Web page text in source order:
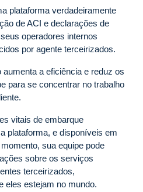
plataforma verdadeiramente
de ACI e declarações de
operadores internos
por agente terceirizados.
a eficiência e reduz os
para se concentrar no trabalho
vitais de embarque
plataforma, e disponíveis em
sua equipe pode
sobre os serviços
terceirizados,
eles estejam no mundo.